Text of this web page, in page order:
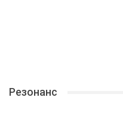
Резонанс